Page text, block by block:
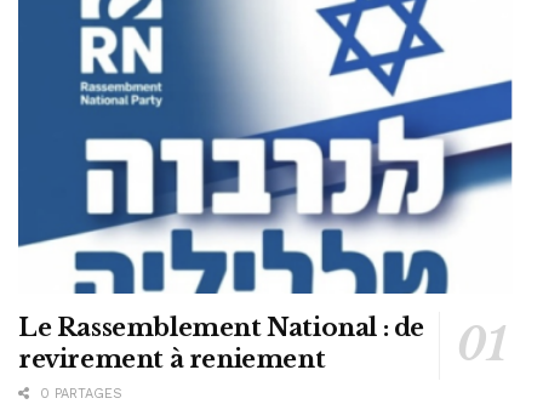
Le Rassemblement National : de
revirement à reniement
0 PARTAGES